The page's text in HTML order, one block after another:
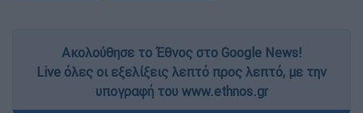
Ακολούθησε το Έθνος στο Google News!
Live όλες οι εξελίξεις λεπτό προς λεπτό, με την
υπογραφή του www.ethnos.gr